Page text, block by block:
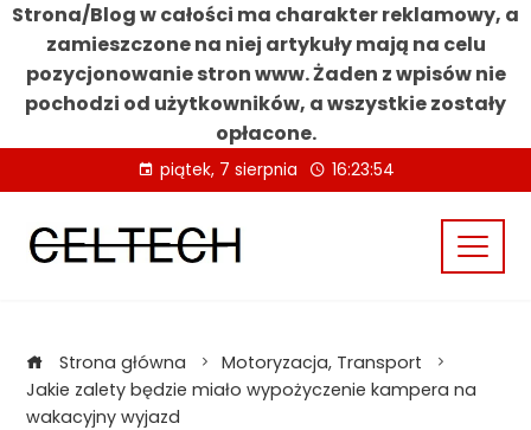
Strona/Blog w całości ma charakter reklamowy, a
zamieszczone na niej artykuły mają na celu
pozycjonowanie stron www. Żaden z wpisów nie
pochodzi od użytkowników, a wszystkie zostały
opłacone.
to
content
piątek, 7 sierpnia 16:23:55
Strona główna
Motoryzacja, Transport
Jakie zalety będzie miało wypożyczenie kampera na
wakacyjny wyjazd